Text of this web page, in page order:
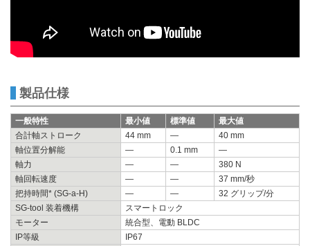
製品仕様
一般特性 最小値 標準値
最大値
合計軸ストローク
44 mm —
40 mm
軸位置分解能
— 0.1 mm
—
軸力
— —
380 N
軸回転速度
— —
37 mm/秒
把持時間* (SG-a-H)
— —
32 グリップ/分
SG-tool 装着機構
スマートロック
モーター
統合型、電動 BLDC
IP等級
IP67